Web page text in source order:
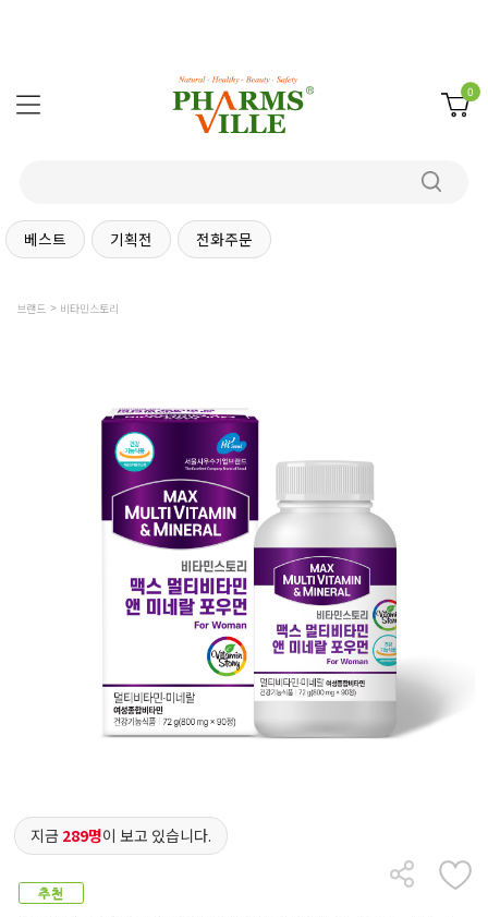
0
베스트 기획전 전화주문
브랜드 비타민스토리
지금 289명이 보고 있습니다.